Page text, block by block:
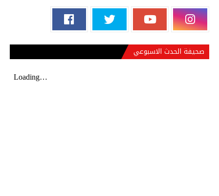
صحيفة الحدث الاسبوعي